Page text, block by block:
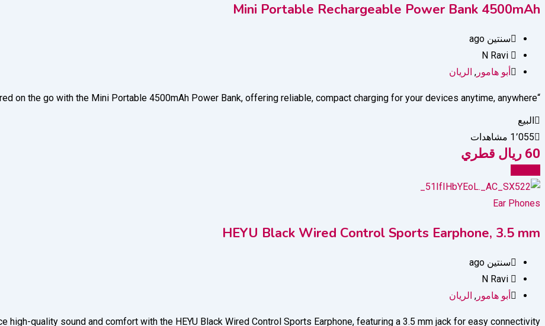
Mini Portable Rechargeable Power Bank 4500mAh
سنتين ago
أبو هامور , الريان
“Stay powered on the go with the Mini Portable 4500mAh Power Bank, offering reliable, compact charging for your devices anytime, anywhere.
البيع
1٬055 مشاهدات
60 ريال قطري
Ear Phones
HEYU Black Wired Control Sports Earphone, 3.5 mm
سنتين ago
أبو هامور , الريان
high-quality sound and comfort with the HEYU Black Wired Control Sports Earphone, featuring a 3.5 mm jack for easy connectivity.